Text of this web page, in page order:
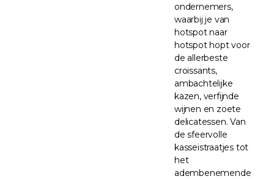
ondernemers,
waarbij je van
hotspot naar
hotspot hopt voor
de allerbeste
croissants,
ambachtelijke
kazen, verfijnde
wijnen en zoete
delicatessen. Van
de sfeervolle
kasseistraatjes tot
het
adembenemende